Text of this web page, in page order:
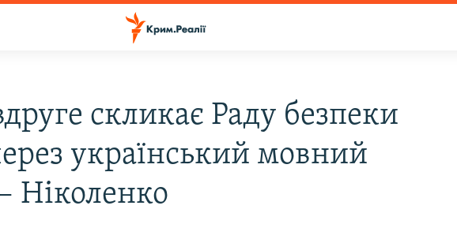
скликає Раду безпеки
український мовний
Ніколенко